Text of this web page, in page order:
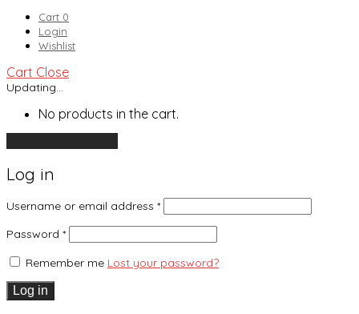
Cart 0
Login
Wishlist
Cart Close
Updating…
No products in the cart.
Log in
Username or email address *
Password *
Remember me Lost your password?
Log in